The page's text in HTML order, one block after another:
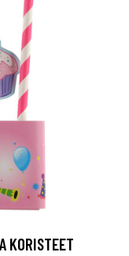
KORISTEET